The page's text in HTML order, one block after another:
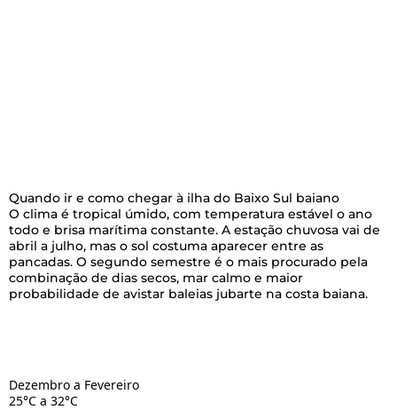
Quando ir e como chegar à ilha do Baixo Sul baiano
O clima é tropical úmido, com temperatura estável o ano
todo e brisa marítima constante. A estação chuvosa vai de
abril a julho, mas o sol costuma aparecer entre as
pancadas. O segundo semestre é o mais procurado pela
combinação de dias secos, mar calmo e maior
probabilidade de avistar baleias jubarte na costa baiana.
Dezembro a Fevereiro
25°C a 32°C